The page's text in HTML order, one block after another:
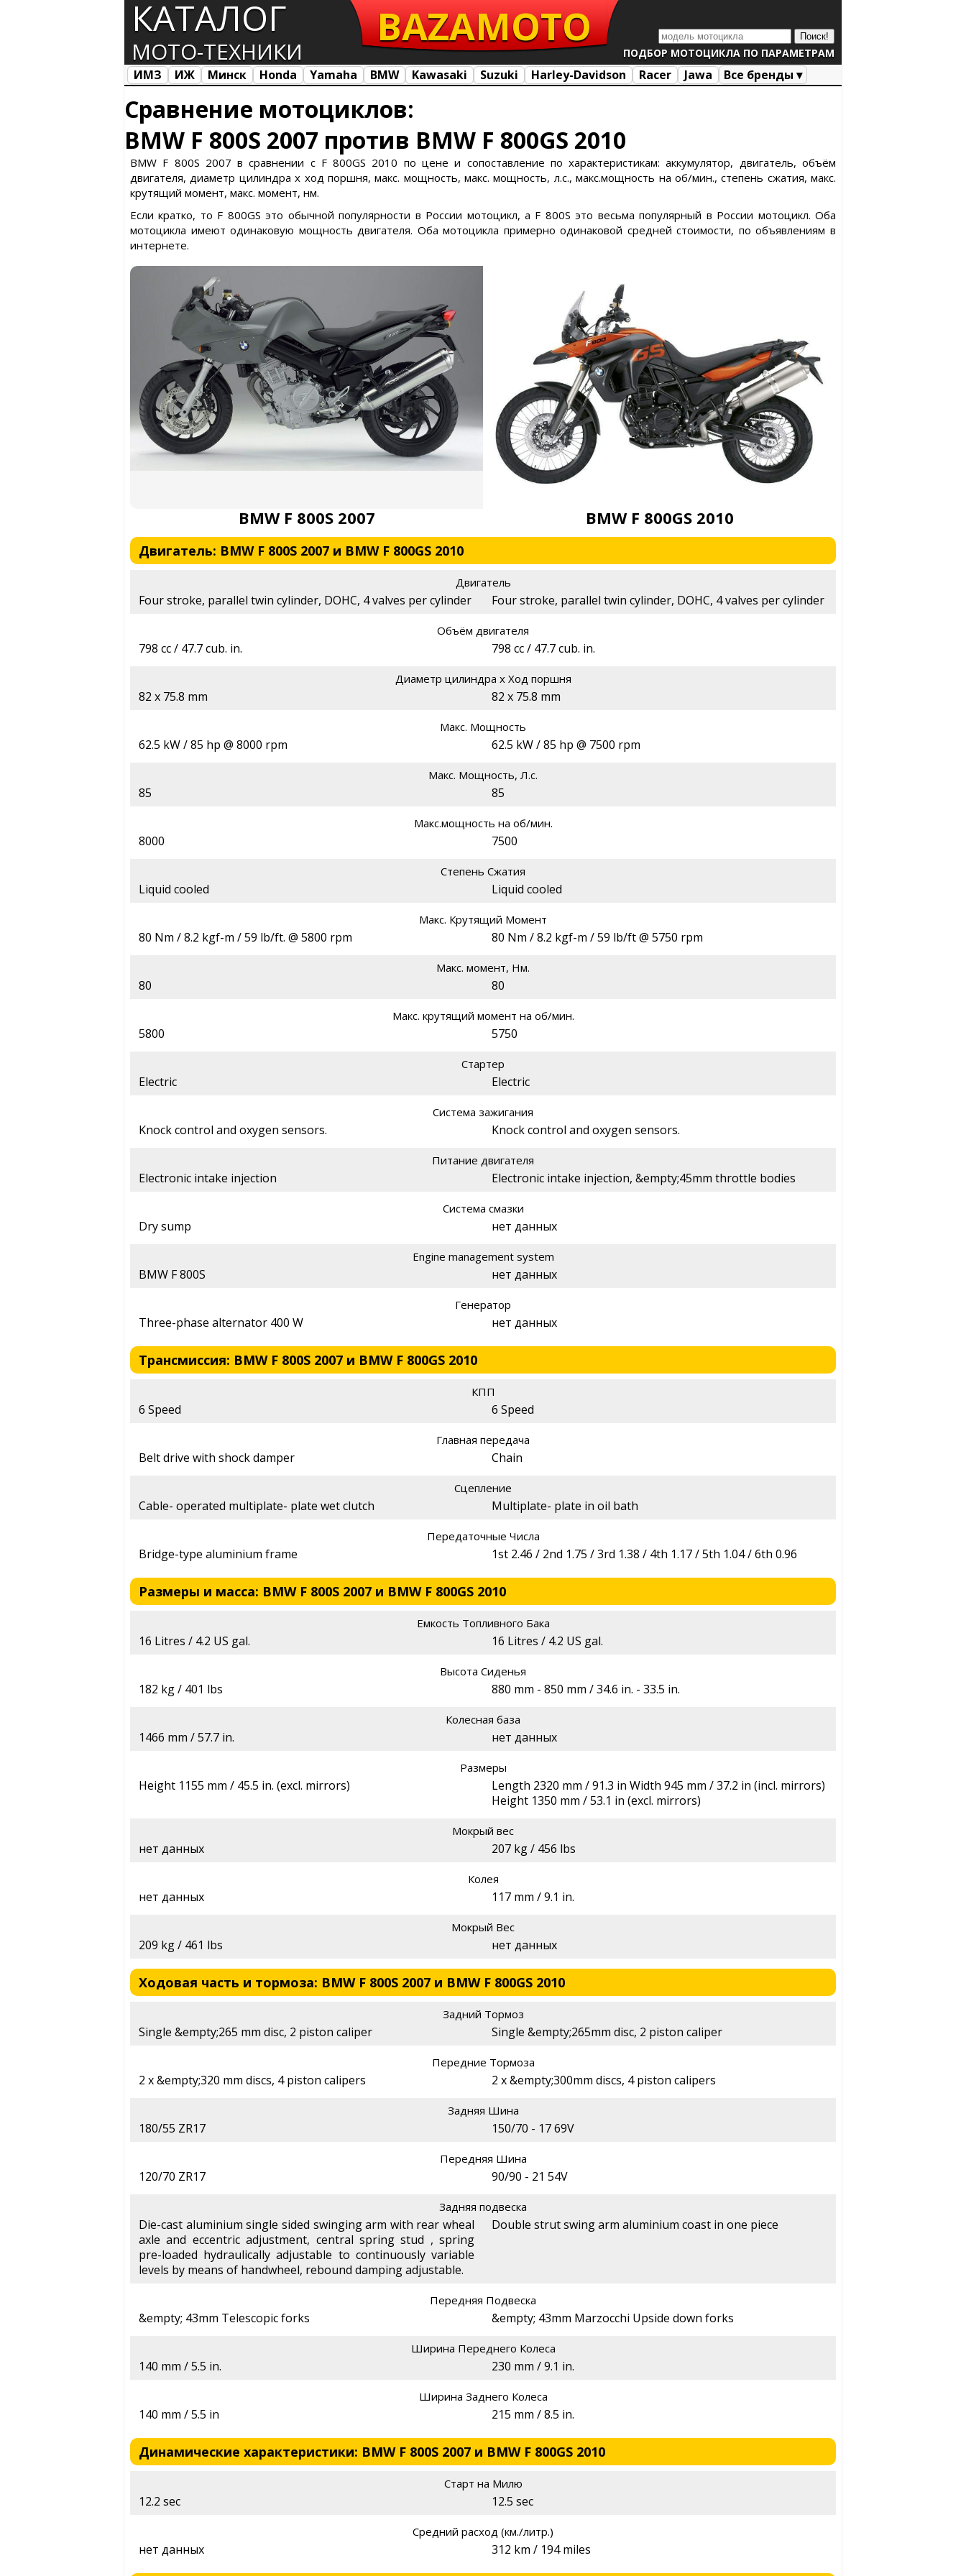
КАТАЛОГ
МОТО-ТЕХНИКИ ПОДБОР МОТОЦИКЛА ПО ПАРАМЕТРАМ
BAZAMOTO
ИМЗ ИЖ Минск Honda Yamaha BMW Kawasaki Suzuki Harley-Davidson Racer Jawa
Все бренды ▾
Сравнение мотоциклов:
BMW F 800S 2007 против BMW F 800GS 2010
BMW F 800S 2007 в сравнении с F 800GS 2010 по цене и сопоставление по характеристикам: аккумулятор, двигатель, объём
двигателя, диаметр цилиндра х ход поршня, макс. мощность, макс. мощность, л.с., макс.мощность на об/мин., степень сжатия, макс.
крутящий момент, макс. момент, нм.
Если кратко, то F 800GS это обычной популярности в России мотоцикл, а F 800S это весьма популярный в России мотоцикл. Оба
мотоцикла имеют одинаковую мощность двигателя. Оба мотоцикла примерно одинаковой средней стоимости, по объявлениям в
интернете.
BMW F 800S 2007 BMW F 800GS 2010
Двигатель: BMW F 800S 2007 и BMW F 800GS 2010
Двигатель
Four stroke, parallel twin cylinder, DOHC, 4 valves per cylinder Four stroke, parallel twin cylinder, DOHC, 4 valves per cylinder
Объём двигателя
798 cc / 47.7 cub. in. 798 cc / 47.7 cub. in.
Диаметр цилиндра х Ход поршня
82 x 75.8 mm 82 x 75.8 mm
Макс. Мощность
62.5 kW / 85 hp @ 8000 rpm 62.5 kW / 85 hp @ 7500 rpm
Макс. Мощность, Л.с.
85 85
Макс.мощность на об/мин.
8000 7500
Степень Сжатия
Liquid cooled Liquid cooled
Макс. Крутящий Момент
80 Nm / 8.2 kgf-m / 59 lb/ft. @ 5800 rpm 80 Nm / 8.2 kgf-m / 59 lb/ft @ 5750 rpm
Макс. момент, Нм.
80 80
Макс. крутящий момент на об/мин.
5800 5750
Стартер
Electric Electric
Система зажигания
Knock control and oxygen sensors. Knock control and oxygen sensors.
Питание двигателя
Electronic intake injection Electronic intake injection, &empty;45mm throttle bodies
Система смазки
Dry sump нет данных
Engine management system
BMW F 800S нет данных
Генератор
Three-phase alternator 400 W нет данных
Трансмиссия: BMW F 800S 2007 и BMW F 800GS 2010
КПП
6 Speed 6 Speed
Главная передача
Belt drive with shock damper Chain
Сцепление
Cable- operated multiplate- plate wet clutch Multiplate- plate in oil bath
Передаточные Числа
Bridge-type aluminium frame 1st 2.46 / 2nd 1.75 / 3rd 1.38 / 4th 1.17 / 5th 1.04 / 6th 0.96
Размеры и масса: BMW F 800S 2007 и BMW F 800GS 2010
Емкость Топливного Бака
16 Litres / 4.2 US gal. 16 Litres / 4.2 US gal.
Высота Сиденья
182 kg / 401 lbs 880 mm - 850 mm / 34.6 in. - 33.5 in.
Колесная база
1466 mm / 57.7 in. нет данных
Размеры
Height 1155 mm / 45.5 in. (excl. mirrors)
Length 2320 mm / 91.3 in Width 945 mm / 37.2 in (incl. mirrors)
Height 1350 mm / 53.1 in (excl. mirrors)
Мокрый вес
нет данных 207 kg / 456 lbs
Колея
нет данных 117 mm / 9.1 in.
Мокрый Вес
209 kg / 461 lbs нет данных
Ходовая часть и тормоза: BMW F 800S 2007 и BMW F 800GS 2010
Задний Тормоз
Single &empty;265 mm disc, 2 piston caliper Single &empty;265mm disc, 2 piston caliper
Передние Тормоза
2 x &empty;320 mm discs, 4 piston calipers 2 x &empty;300mm discs, 4 piston calipers
Задняя Шина
180/55 ZR17 150/70 - 17 69V
Передняя Шина
120/70 ZR17 90/90 - 21 54V
Задняя подвеска
Die-cast aluminium single sided swinging arm with rear wheal
axle and eccentric adjustment, central spring stud , spring
pre-loaded hydraulically adjustable to continuously variable
levels by means of handwheel, rebound damping adjustable.
Double strut swing arm aluminium coast in one piece
Передняя Подвеска
&empty; 43mm Telescopic forks &empty; 43mm Marzocchi Upside down forks
Ширина Переднего Колеса
140 mm / 5.5 in. 230 mm / 9.1 in.
Ширина Заднего Колеса
140 mm / 5.5 in 215 mm / 8.5 in.
Динамические характеристики: BMW F 800S 2007 и BMW F 800GS 2010
Старт на Милю
12.2 sec 12.5 sec
Средний расход (км./литр.)
нет данных 312 km / 194 miles